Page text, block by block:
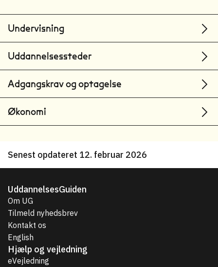
Undervisning
Uddannelsessteder
Adgangskrav og optagelse
Økonomi
Senest opdateret 12. februar 2026
UddannelsesGuiden
Om UG
Tilmeld nyhedsbrev
Kontakt os
English
Hjælp og vejledning
eVejledning